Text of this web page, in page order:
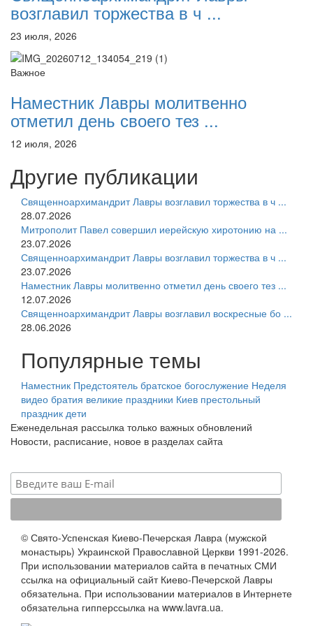
возглавил торжества в ч ...
23 июля, 2026
Важное
Наместник Лавры молитвенно
отметил день своего тез ...
12 июля, 2026
Другие публикации
Священноархимандрит Лавры возглавил торжества в ч ...
28.07.2026
Митрополит Павел совершил иерейскую хиротонию на ...
23.07.2026
Священноархимандрит Лавры возглавил торжества в ч ...
23.07.2026
Наместник Лавры молитвенно отметил день своего тез ...
12.07.2026
Священноархимандрит Лавры возглавил воскресные бо ...
28.06.2026
Популярные темы
Наместник Предстоятель братское богослужение Неделя
видео братия великие праздники Киев престольный
праздник дети
Еженедельная рассылка только важных обновлений
Новости, расписание, новое в разделах сайта
© Свято-Успенская Киево-Печерская Лавра (мужской
монастырь) Украинской Православной Церкви 1991-2026.
При использовании материалов сайта в печатных СМИ
ссылка на официальный сайт Киево-Печерской Лавры
обязательна. При использовании материалов в Интернете
обязательна гипперссылка на www.lavra.ua.